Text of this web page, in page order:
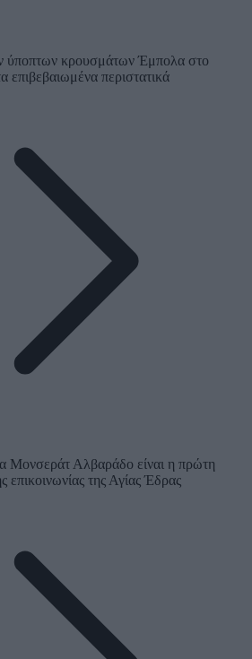
κρουσμάτων Έμπολα στο
επιβεβαιωμένα περιστατικά
Μονσεράτ Αλβαράδο είναι η πρώτη
επικοινωνίας της Αγίας Έδρας